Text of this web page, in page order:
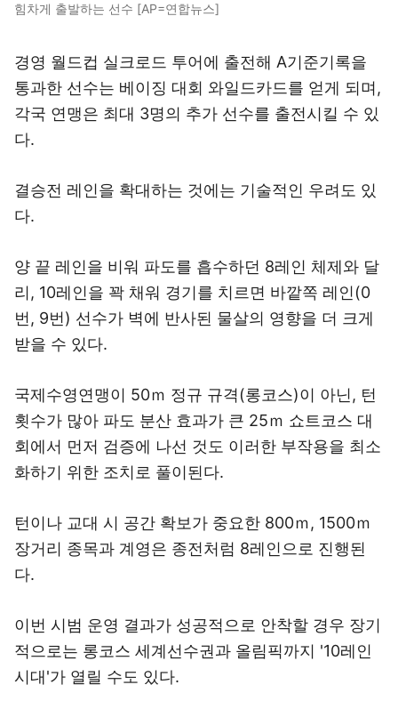
힘차게 출발하는 선수 [AP=연합뉴스]
경영 월드컵 실크로드 투어에 출전해 A기준기록을
통과한 선수는 베이징 대회 와일드카드를 얻게 되며,
각국 연맹은 최대 3명의 추가 선수를 출전시킬 수 있
다.
결승전 레인을 확대하는 것에는 기술적인 우려도 있
다.
양 끝 레인을 비워 파도를 흡수하던 8레인 체제와 달
리, 10레인을 꽉 채워 경기를 치르면 바깥쪽 레인(0
번, 9번) 선수가 벽에 반사된 물살의 영향을 더 크게
받을 수 있다.
국제수영연맹이 50ｍ 정규 규격(롱코스)이 아닌, 턴
횟수가 많아 파도 분산 효과가 큰 25ｍ 쇼트코스 대
회에서 먼저 검증에 나선 것도 이러한 부작용을 최소
화하기 위한 조치로 풀이된다.
턴이나 교대 시 공간 확보가 중요한 800ｍ, 1500ｍ
장거리 종목과 계영은 종전처럼 8레인으로 진행된
다.
이번 시범 운영 결과가 성공적으로 안착할 경우 장기
적으로는 롱코스 세계선수권과 올림픽까지 '10레인
시대'가 열릴 수도 있다.